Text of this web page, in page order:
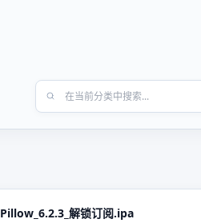
Pillow_6.2.3_解锁订阅.ipa